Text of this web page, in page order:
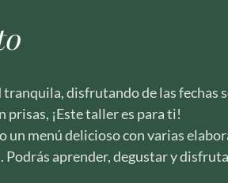
disfrutando de las fechas
prisas, ¡Este taller es para ti!
un menú delicioso con varias
Podrás aprender, degustar y